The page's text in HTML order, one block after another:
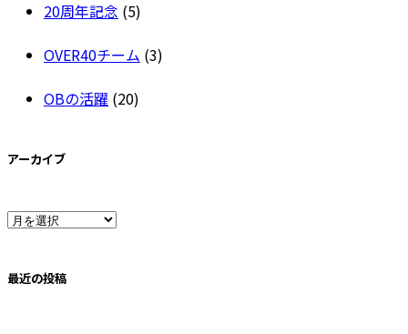
20周年記念 (5)
OVER40チーム (3)
OBの活躍 (20)
アーカイブ
ア
最近の投稿